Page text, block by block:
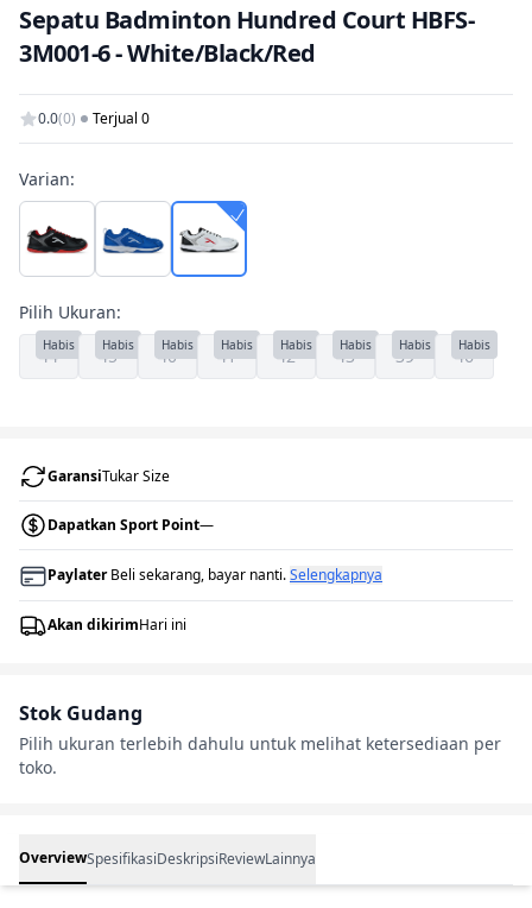
Sepatu Badminton Hundred Court HBFS-
3M001-6 - White/Black/Red
0.0(0) Terjual 0
Varian:
Pilih Ukuran:
44
Habis 45
Habis 40
Habis 41
Habis 42
Habis 43
Habis 39
Habis 46
Habis
GaransiTukar Size
Dapatkan Sport Point—
PaylaterBeli sekarang, bayar nanti.Selengkapnya
Akan dikirimHari ini
Stok Gudang
Pilih ukuran terlebih dahulu untuk melihat ketersediaan per
toko.
OverviewSpesifikasiDeskripsiReviewLainnya